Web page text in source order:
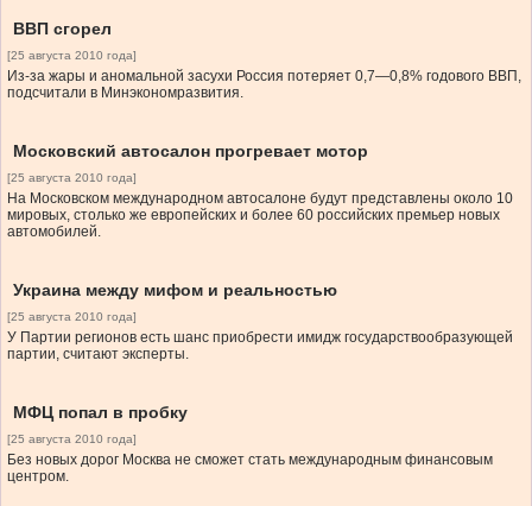
ВВП сгорел
[25 августа 2010 года]
Из-за жары и аномальной засухи Россия потеряет 0,7—0,8% годового ВВП,
подсчитали в Минэкономразвития.
Московский автосалон прогревает мотор
[25 августа 2010 года]
На Московском международном автосалоне будут представлены около 10
мировых, столько же европейских и более 60 российских премьер новых
автомобилей.
Украина между мифом и реальностью
[25 августа 2010 года]
У Партии регионов есть шанс приобрести имидж государствообразующей
партии, считают эксперты.
МФЦ попал в пробку
[25 августа 2010 года]
Без новых дорог Москва не сможет стать международным финансовым
центром.